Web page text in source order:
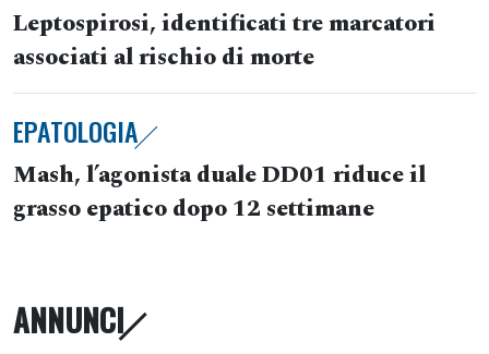
Leptospirosi, identificati tre marcatori
associati al rischio di morte
EPATOLOGIA
Mash, l’agonista duale DD01 riduce il
grasso epatico dopo 12 settimane
ANNUNCI